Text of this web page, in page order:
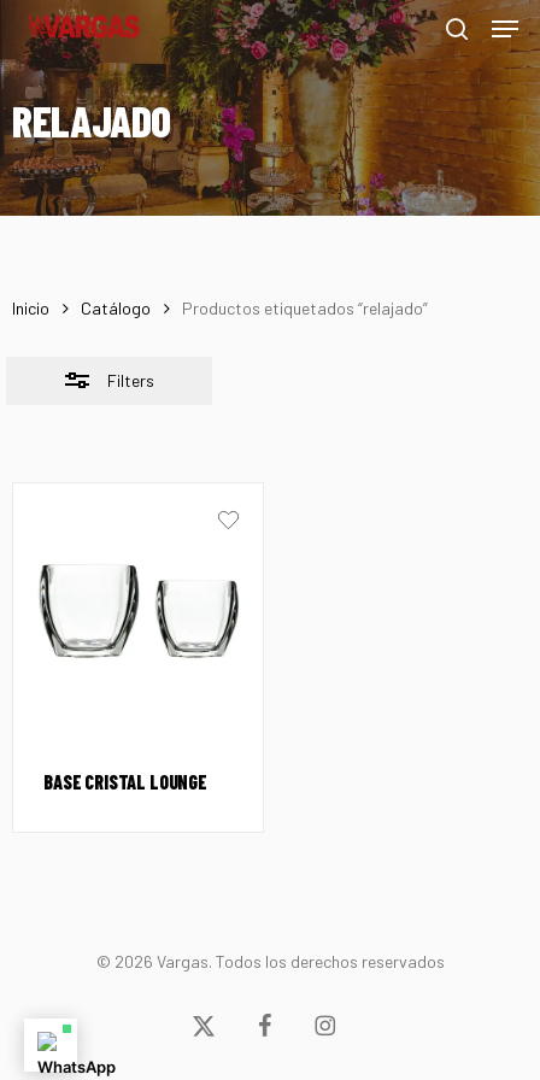
Skip
main
content
search
Menu
RELAJADO
Inicio Catálogo Productos etiquetados “relajado”
Filters
Close
Filters
BASE CRISTAL LOUNGE
© 2026 Vargas. Todos los derechos reservados
x-
facebookinstagram
Menu